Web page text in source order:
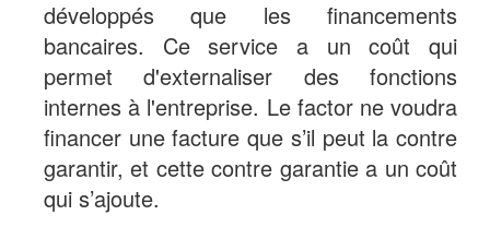
développés que les financements
bancaires. Ce service a un coût qui
permet d'externaliser des fonctions
internes à l'entreprise. Le factor ne voudra
financer une facture que s’il peut la contre
garantir, et cette contre garantie a un coût
qui s’ajoute.